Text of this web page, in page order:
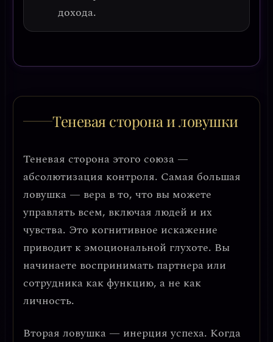
дохода.
Теневая сторона и ловушки
Теневая сторона этого союза —
абсолютизация контроля. Самая большая
ловушка — вера в то, что вы можете
управлять всем, включая людей и их
чувства. Это когнитивное искажение
приводит к эмоциональной глухоте. Вы
начинаете воспринимать партнера или
сотрудника как функцию, а не как
личность.
Вторая ловушка — инерция успеха. Когда